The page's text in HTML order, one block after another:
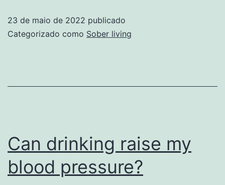
23 de maio de 2022 publicado
Categorizado como Sober living
Can drinking raise my
blood pressure?